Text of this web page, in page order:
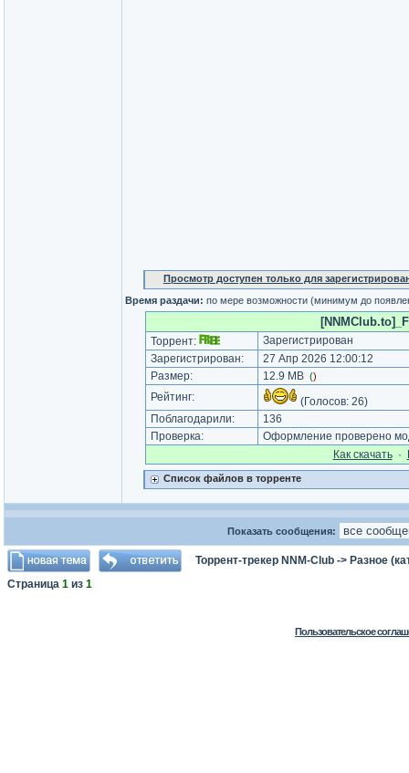
Просмотр доступен только для
Время раздачи: по мере возможности (минимум до
Торрент:
Зарегистрирован
Зарегистрирован:
27 Апр 2026 12:00:12
Размер:
12.9 MB ()
Рейтинг: (Голосов: 26)
Поблагодарили:
136
Проверка:
Оформление проверено
Как cкачать·
Список файлов в торренте
Показать сообщения:
Торрент-трекер NNM-Club -> Разное
Страница 1 из 1
Пользовательское